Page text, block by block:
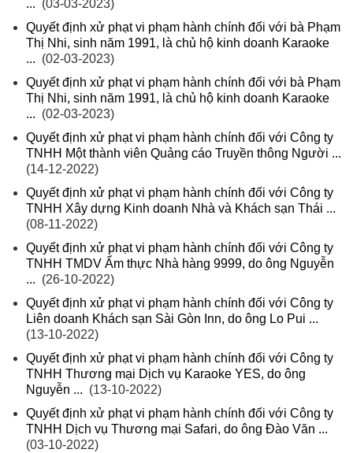
... (03-03-2023)
Quyết định xử phạt vi phạm hành chính đối với bà Phạm
Thị Nhi, sinh năm 1991, là chủ hộ kinh doanh Karaoke
... (02-03-2023)
Quyết định xử phạt vi phạm hành chính đối với bà Phạm
Thị Nhi, sinh năm 1991, là chủ hộ kinh doanh Karaoke
... (02-03-2023)
Quyết định xử phạt vi phạm hành chính đối với Công ty
TNHH Một thành viên Quảng cáo Truyền thông Người ...
(14-12-2022)
Quyết định xử phạt vi phạm hành chính đối với Công ty
TNHH Xây dựng Kinh doanh Nhà và Khách sạn Thái ...
(08-11-2022)
Quyết định xử phạt vi phạm hành chính đối với Công ty
TNHH TMDV Ẩm thực Nhà hàng 9999, do ông Nguyễn
... (26-10-2022)
Quyết định xử phạt vi phạm hành chính đối với Công ty
Liên doanh Khách sạn Sài Gòn Inn, do ông Lo Pui ...
(13-10-2022)
Quyết định xử phạt vi phạm hành chính đối với Công ty
TNHH Thương mại Dịch vụ Karaoke YES, do ông
Nguyễn ... (13-10-2022)
Quyết định xử phạt vi phạm hành chính đối với Công ty
TNHH Dịch vụ Thương mại Safari, do ông Đào Văn ...
(03-10-2022)